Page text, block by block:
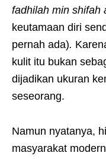
fadhilah min shifah
keutamaan diri
pernah ada).
kulit itu bukan
dijadikan ukuran
seseorang.
Namun nyatanya,
masyarakat